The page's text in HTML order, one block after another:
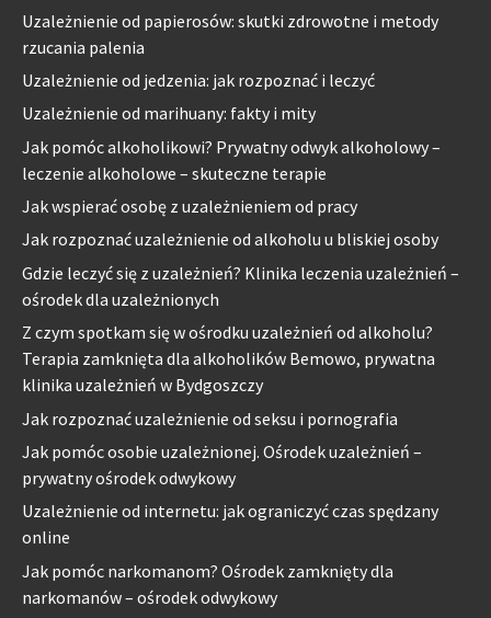
Uzależnienie od papierosów: skutki zdrowotne i metody
rzucania palenia
Uzależnienie od jedzenia: jak rozpoznać i leczyć
Uzależnienie od marihuany: fakty i mity
Jak pomóc alkoholikowi? Prywatny odwyk alkoholowy –
leczenie alkoholowe – skuteczne terapie
Jak wspierać osobę z uzależnieniem od pracy
Jak rozpoznać uzależnienie od alkoholu u bliskiej osoby
Gdzie leczyć się z uzależnień? Klinika leczenia uzależnień –
ośrodek dla uzależnionych
Z czym spotkam się w ośrodku uzależnień od alkoholu?
Terapia zamknięta dla alkoholików Bemowo, prywatna
klinika uzależnień w Bydgoszczy
Jak rozpoznać uzależnienie od seksu i pornografia
Jak pomóc osobie uzależnionej. Ośrodek uzależnień –
prywatny ośrodek odwykowy
Uzależnienie od internetu: jak ograniczyć czas spędzany
online
Jak pomóc narkomanom? Ośrodek zamknięty dla
narkomanów – ośrodek odwykowy